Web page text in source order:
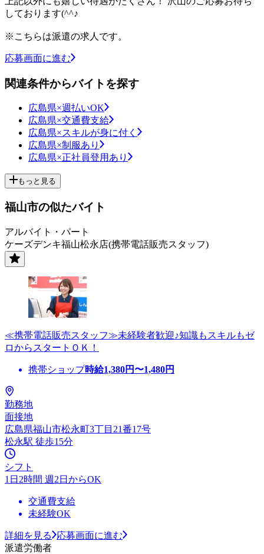
しております(^^♪
※こちらは派遣の求人です。
応募画面に進む
関連条件からバイトを探す
広島県×週払いOK
広島県×交通費支給
広島県×スキルが身に付く
広島県×制服あり
広島県×正社員登用あり
もっと見る
福山市の似たバイト
アルバイト・パート
ケーズデンキ福山松永店(携帯電話販売スタッフ)
≪携帯電話販売スタッフ≫未経験者歓迎♪知識もスキルもゼ
ロからスタートＯＫ！
携帯ショップ時給1,380円〜1,480円
勤務地
面接地
広島県福山市松永町3丁目21番17号
松永駅 徒歩15分
シフト
1日2時間 週2日からOK
交通費支給
未経験OK
詳細を見る
応募画面に進む
派遣労働者